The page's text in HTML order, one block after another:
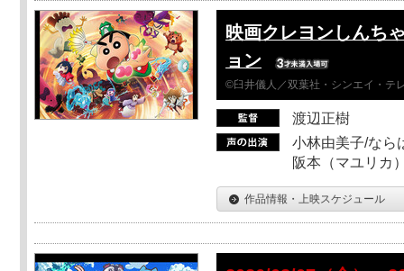
映画クレヨンしんち
ョン
©臼井儀人／双葉社・シンエイ・テ
渡辺正樹
小林由美子/なら
阪本（マユリカ
作品情報・上映スケジュール